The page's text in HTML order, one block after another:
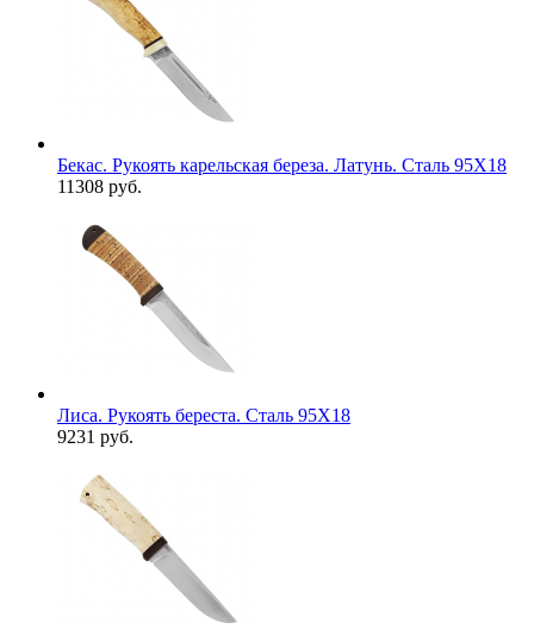
Бекас. Рукоять карельская береза. Латунь. Сталь 95Х18
11308 руб.
Лиса. Рукоять береста. Сталь 95Х18
9231 руб.